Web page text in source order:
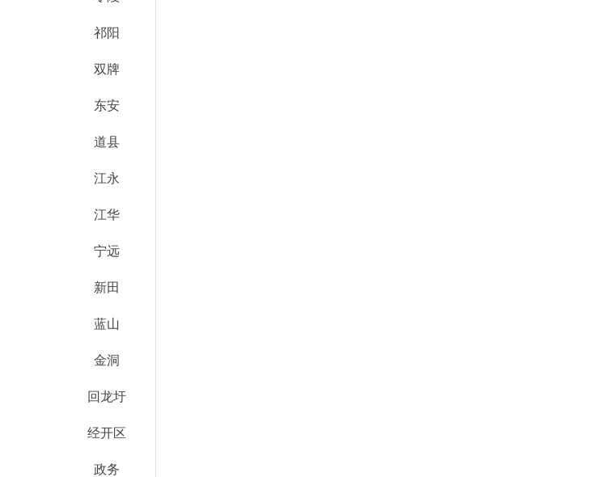
祁阳
双牌
东安
道县
江永
江华
宁远
新田
蓝山
金洞
回龙圩
经开区
政务